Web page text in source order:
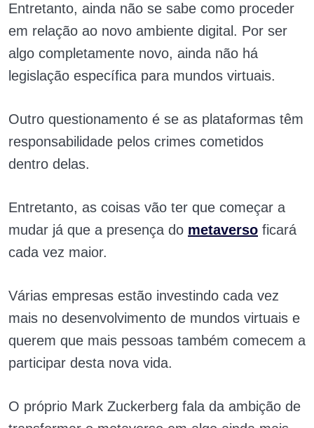
Entretanto, ainda não se sabe como proceder
em relação ao novo ambiente digital. Por ser
algo completamente novo, ainda não há
legislação específica para mundos virtuais.
Outro questionamento é se as plataformas têm
responsabilidade pelos crimes cometidos
dentro delas.
Entretanto, as coisas vão ter que começar a
mudar já que a presença do metaverso ficará
cada vez maior.
Várias empresas estão investindo cada vez
mais no desenvolvimento de mundos virtuais e
querem que mais pessoas também comecem a
participar desta nova vida.
O próprio Mark Zuckerberg fala da ambição de